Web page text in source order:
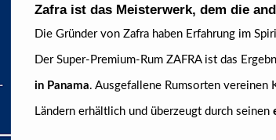
Zafra ist das Meisterwerk, dem die
Die Gründer von Zafra haben Erfahrung im
Der Super-Premium-Rum ZAFRA ist das
in Panama. Ausgefallene Rumsorten vereinen
Ländern erhältlich und überzeugt durch seinen